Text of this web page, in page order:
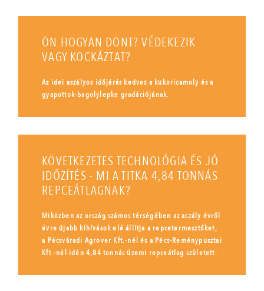
ÖN HOGYAN DÖNT? VÉDEKEZIK
VAGY KOCKÁZTAT?
Az idei aszályos időjárás kedvez a kukoricamoly és a
gyapottok-bagolylepke gradációjának.
KÖVETKEZETES TECHNOLÓGIA ÉS JÓ
IDŐZÍTÉS - MI A TITKA 4,84 TONNÁS
REPCEÁTLAGNAK?
Miközben az ország számos térségében az aszály évről
évre újabb kihívások elé állítja a repcetermesztőket,
a Pécsváradi Agrover Kft.-nél és a Pécs-Reménypusztai
Kft.-nél idén 4,84 tonnás üzemi repceátlag született.